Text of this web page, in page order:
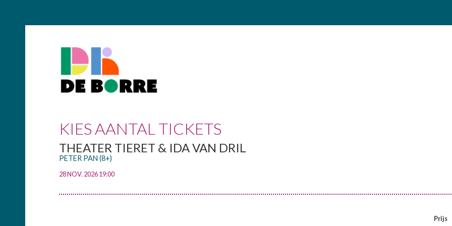
KIES AANTAL TICKETS
THEATER TIERET & IDA VAN DRIL
PETER PAN (8+)
28 NOV. 2026 19:00
Prijs